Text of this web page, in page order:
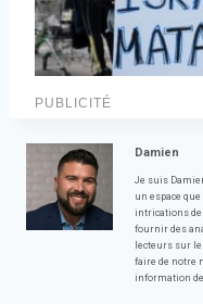
PUBLICITÉ
Damien
Je suis
un espace
intrications de
fournir des
lecteurs sur
faire de notre
information